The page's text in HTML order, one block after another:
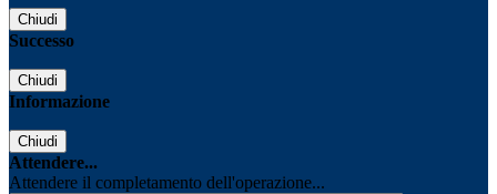
Chiudi
Successo
Chiudi
Informazione
Chiudi
Attendere...
Attendere il completamento dell'operazione...